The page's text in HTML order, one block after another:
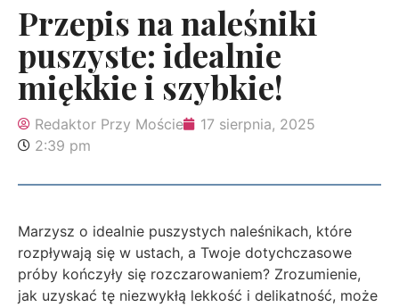
Przepis na naleśniki
puszyste: idealnie
miękkie i szybkie!
Redaktor Przy Moście
17 sierpnia, 2025
2:39 pm
Marzysz o idealnie puszystych naleśnikach, które
rozpływają się w ustach, a Twoje dotychczasowe
próby kończyły się rozczarowaniem? Zrozumienie,
jak uzyskać tę niezwykłą lekkość i delikatność, może